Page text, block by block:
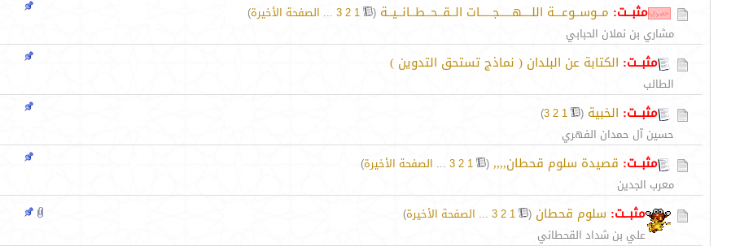
مثبــت: مــوســوعـــة اللــــهـــــجـــــات الــقــحــطــانــيــة (
1
2
3
... الصفحة الأخيرة)
مشاري بن نملان الحبابي
مثبــت: الكتابة عن البلدان ( نماذج تستحق التدوين )
الطالب
مثبــت: الخبية (
1
2
3
)
حسين آل حمدان الفهري
مثبــت: قصيدة سلوم قحطان,,,, (
1
2
3
... الصفحة الأخيرة)
معرب الجدين
مثبــت: سلوم قحطان (
1
2
3
... الصفحة الأخيرة)
علي بن شداد القحطاني